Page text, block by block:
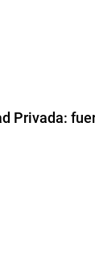
Privada: